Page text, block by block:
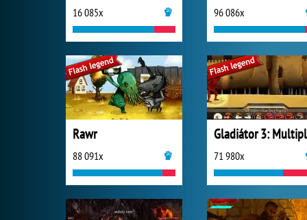
16 085x 96 086x
Rawr
88 091x 71 980x